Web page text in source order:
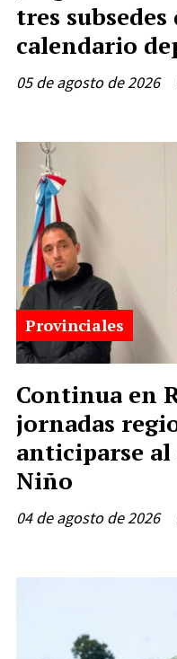
tres subsedes
calendario
05 de agosto de 2026
Continua en
jornadas
anticiparse
Niño
Provinciales
04 de agosto de 2026